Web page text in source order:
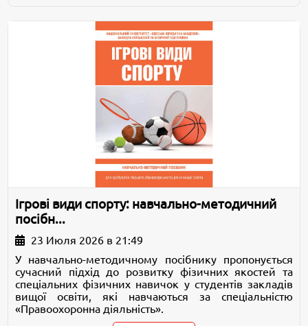
Ігрові види спорту: навчально-методичний
посібн...
23 Июля 2026 в 21:49
У навчально-методичному посібнику пропонується
сучасний підхід до розвитку фізичних якостей та
спеціальних фізичних навичок у студентів закладів
вищої освіти, які навчаються за спеціальністю
«Правоохоронна діяльність».